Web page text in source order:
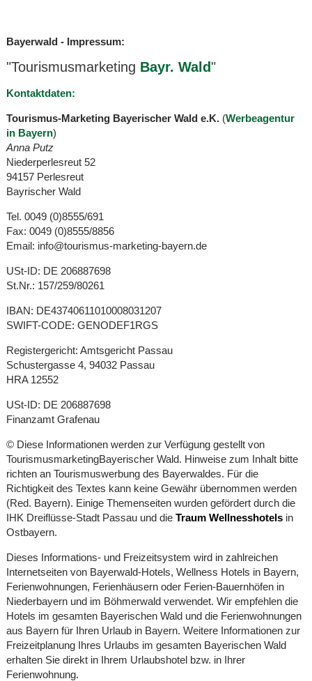
Bayerwald - Impressum:
"Tourismusmarketing Bayr. Wald"
Kontaktdaten:
Tourismus-Marketing Bayerischer Wald e.K.(Werbeagentur
in Bayern)
Anna Putz
Niederperlesreut 52
94157 Perlesreut
Bayrischer Wald
Tel. 0049 (0)8555/691
Fax: 0049 (0)8555/8856
Email: info@tourismus-marketing-bayern.de
USt-ID: DE 206887698
St.Nr.: 157/259/80261
IBAN: DE43740611010008031207
SWIFT-CODE: GENODEF1RGS
Registergericht: Amtsgericht Passau
Schustergasse 4, 94032 Passau
HRA 12552
USt-ID: DE 206887698
Finanzamt Grafenau
© Diese Informationen werden zur Verfügung gestellt von
TourismusmarketingBayerischer Wald. Hinweise zum Inhalt bitte
richten an Tourismuswerbung des Bayerwaldes. Für die
Richtigkeit des Textes kann keine Gewähr übernommen werden
(Red. Bayern). Einige Themenseiten wurden gefördert durch die
IHK Dreiflüsse-Stadt Passau und die Traum Wellnesshotelsin
Ostbayern.
Dieses Informations- und Freizeitsystem wird in zahlreichen
Internetseiten von Bayerwald-Hotels, Wellness Hotels in Bayern,
Ferienwohnungen, Ferienhäusern oder Ferien-Bauernhöfen in
Niederbayern und im Böhmerwald verwendet. Wir empfehlen die
Hotels im gesamten Bayerischen Wald und die Ferienwohnungen
aus Bayern für Ihren Urlaub in Bayern. Weitere Informationen zur
Freizeitplanung Ihres Urlaubs im gesamten Bayerischen Wald
erhalten Sie direkt in Ihrem Urlaubshotel bzw. in Ihrer
Ferienwohnung.